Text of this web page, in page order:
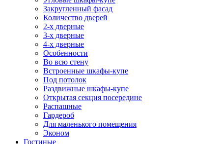
Закругленный фасад
Количество дверей
2-х дверные
3-х дверные
4-х дверные
Особенности
Во всю стену
Встроенные шкафы-купе
Под потолок
Раздвижные шкафы-купе
Открытая секция посередине
Распашные
Гардероб
Для маленького помещения
Эконом
Гостиные